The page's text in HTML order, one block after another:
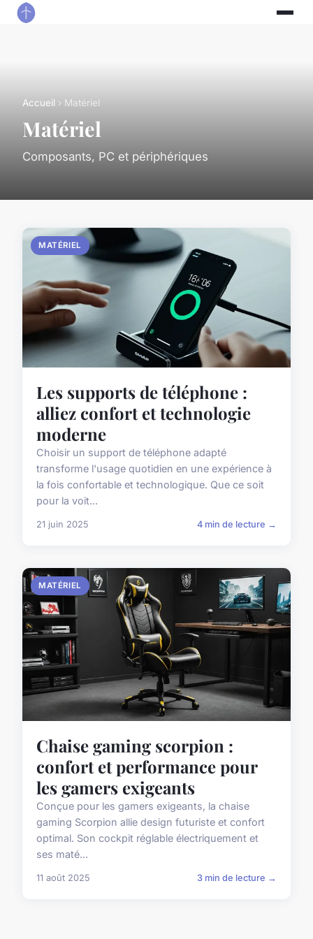
Accueil › Matériel
Matériel
Composants, PC et périphériques
MATÉRIEL
Les supports de téléphone :
alliez confort et technologie
moderne
Choisir un support de téléphone adapté
transforme l'usage quotidien en une expérience à
la fois confortable et technologique. Que ce soit
pour la voit...
21 juin 2025 4 min de lecture →
MATÉRIEL
Chaise gaming scorpion :
confort et performance pour
les gamers exigeants
Conçue pour les gamers exigeants, la chaise
gaming Scorpion allie design futuriste et confort
optimal. Son cockpit réglable électriquement et
ses maté...
11 août 2025 3 min de lecture →